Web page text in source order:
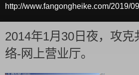
http://www.fangongheike.com/2019/
2014年1月30日夜，攻克
络-网上营业厅。